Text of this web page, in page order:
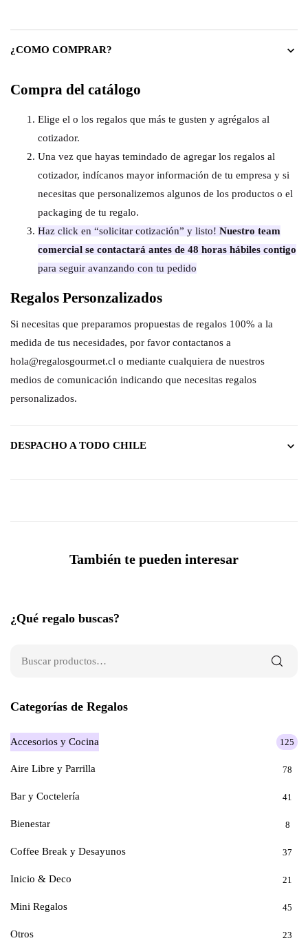
¿COMO COMPRAR?
Compra del catálogo
Elige el o los regalos que más te gusten y agrégalos al
cotizador.
Una vez que hayas temindado de agregar los regalos al
cotizador, indícanos mayor información de tu empresa y si
necesitas que personalizemos algunos de los productos o el
packaging de tu regalo.
Haz click en “solicitar cotización” y listo! Nuestro team
comercial se contactará antes de 48 horas hábiles contigo
para seguir avanzando con tu pedido
Regalos Personzalizados
Si necesitas que preparamos propuestas de regalos 100% a la
medida de tus necesidades, por favor contactanos a
hola@regalosgourmet.cl o mediante cualquiera de nuestros
medios de comunicación indicando que necesitas regalos
personalizados.
DESPACHO A TODO CHILE
También te pueden interesar
¿Qué regalo buscas?
Categorías de Regalos
Accesorios y Cocina 125
Aire Libre y Parrilla 78
Bar y Coctelería 41
Bienestar 8
Coffee Break y Desayunos 37
Inicio & Deco 21
Mini Regalos 45
Otros 23